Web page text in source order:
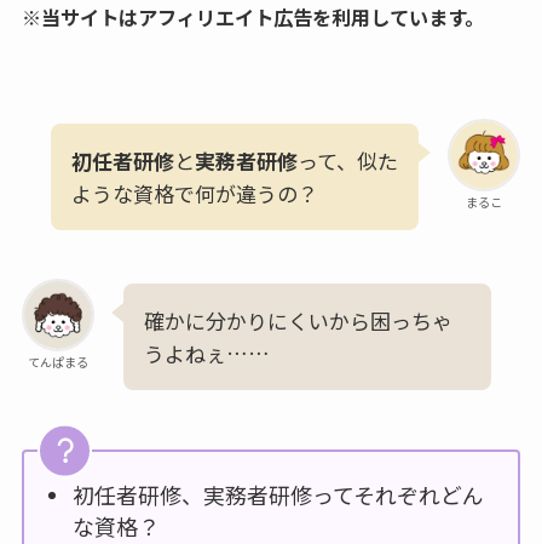
※当サイトはアフィリエイト広告を利用しています。
まるこ
初任者研修と実務者研修って、似た
ような資格で何が違うの？
てんぱまる
確かに分かりにくいから困っちゃ
うよねぇ……
初任者研修、実務者研修ってそれぞれどん
な資格？